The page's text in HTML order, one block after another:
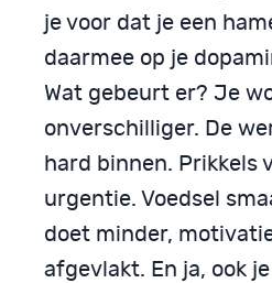
je voor dat je een
daarmee op je
Wat gebeurt er? Je
onverschilliger. De
hard binnen. Prikkels
urgentie. Voedsel
doet minder,
afgevlakt. En ja, ook